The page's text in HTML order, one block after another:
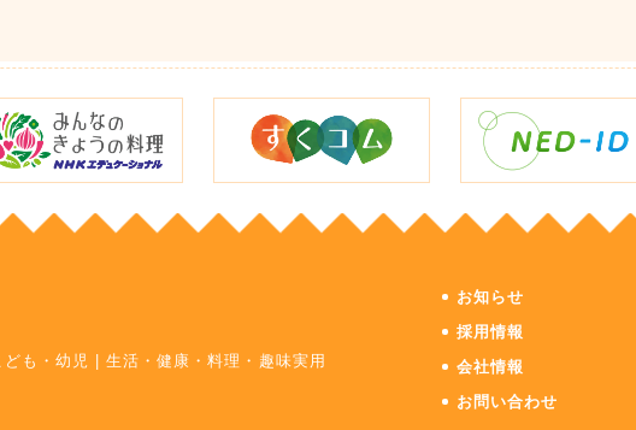
ども・幼児 |生活・健康・料理・趣味実用
お知らせ
採用情報
会社情報
お問い合わせ